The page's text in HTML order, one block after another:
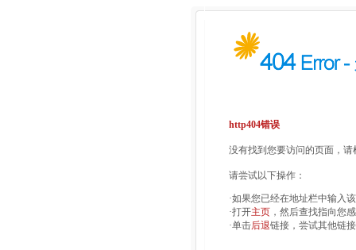
http404错误
没有找到您要访问的页面，
请尝试以下操作：
·如果您已经在地址栏中输入
·打开主页 ，然后查找指向您
·单击后退链接，尝试其他链